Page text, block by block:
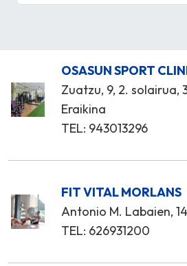
OSASUN SPORT
Zuatzu, 9, 2. solairua,
Eraikina
TEL: 943013296
FIT VITAL MORLANS
Antonio M. Labaien,
TEL: 626931200